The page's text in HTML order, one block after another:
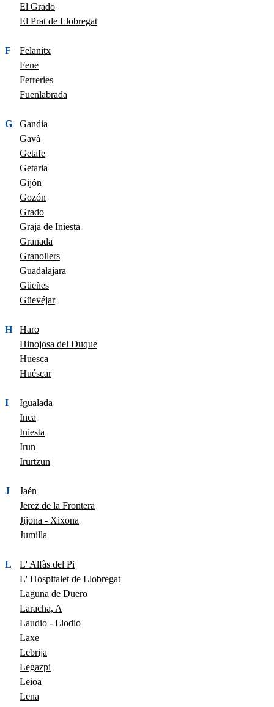
El Grado
El Prat de Llobregat
F
Felanitx
Fene
Ferreries
Fuenlabrada
G
Gandia
Gavà
Getafe
Getaria
Gijón
Gozón
Grado
Graja de Iniesta
Granada
Granollers
Guadalajara
Güeñes
Güevéjar
H
Haro
Hinojosa del Duque
Huesca
Huéscar
I
Igualada
Inca
Iniesta
Irun
Irurtzun
J
Jaén
Jerez de la Frontera
Jijona - Xixona
Jumilla
L
L' Alfàs del Pi
L' Hospitalet de Llobregat
Laguna de Duero
Laracha, A
Laudio - Llodio
Laxe
Lebrija
Legazpi
Leioa
Lena